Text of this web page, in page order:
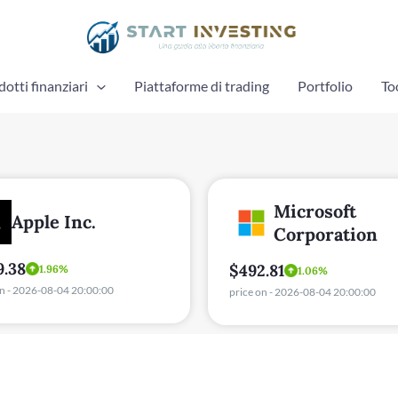
finanziari Piattaforme di trading Portfolio
Microsoft
Corporation
1.06%
- 2026-08-04 20:00:00
Amazon.com
$277.42
-2.32%
price on - 2026-08-04 20:00:00